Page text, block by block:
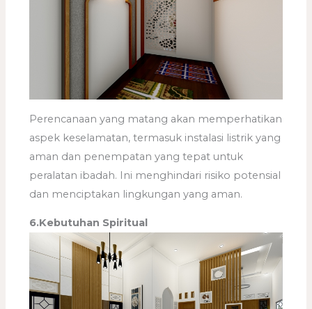
Perencanaan yang matang akan memperhatikan
aspek keselamatan, termasuk instalasi listrik yang
aman dan penempatan yang tepat untuk
peralatan ibadah. Ini menghindari risiko potensial
dan menciptakan lingkungan yang aman.
6.Kebutuhan Spiritual